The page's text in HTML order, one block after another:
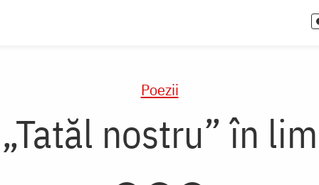
Poezii
nostru” în